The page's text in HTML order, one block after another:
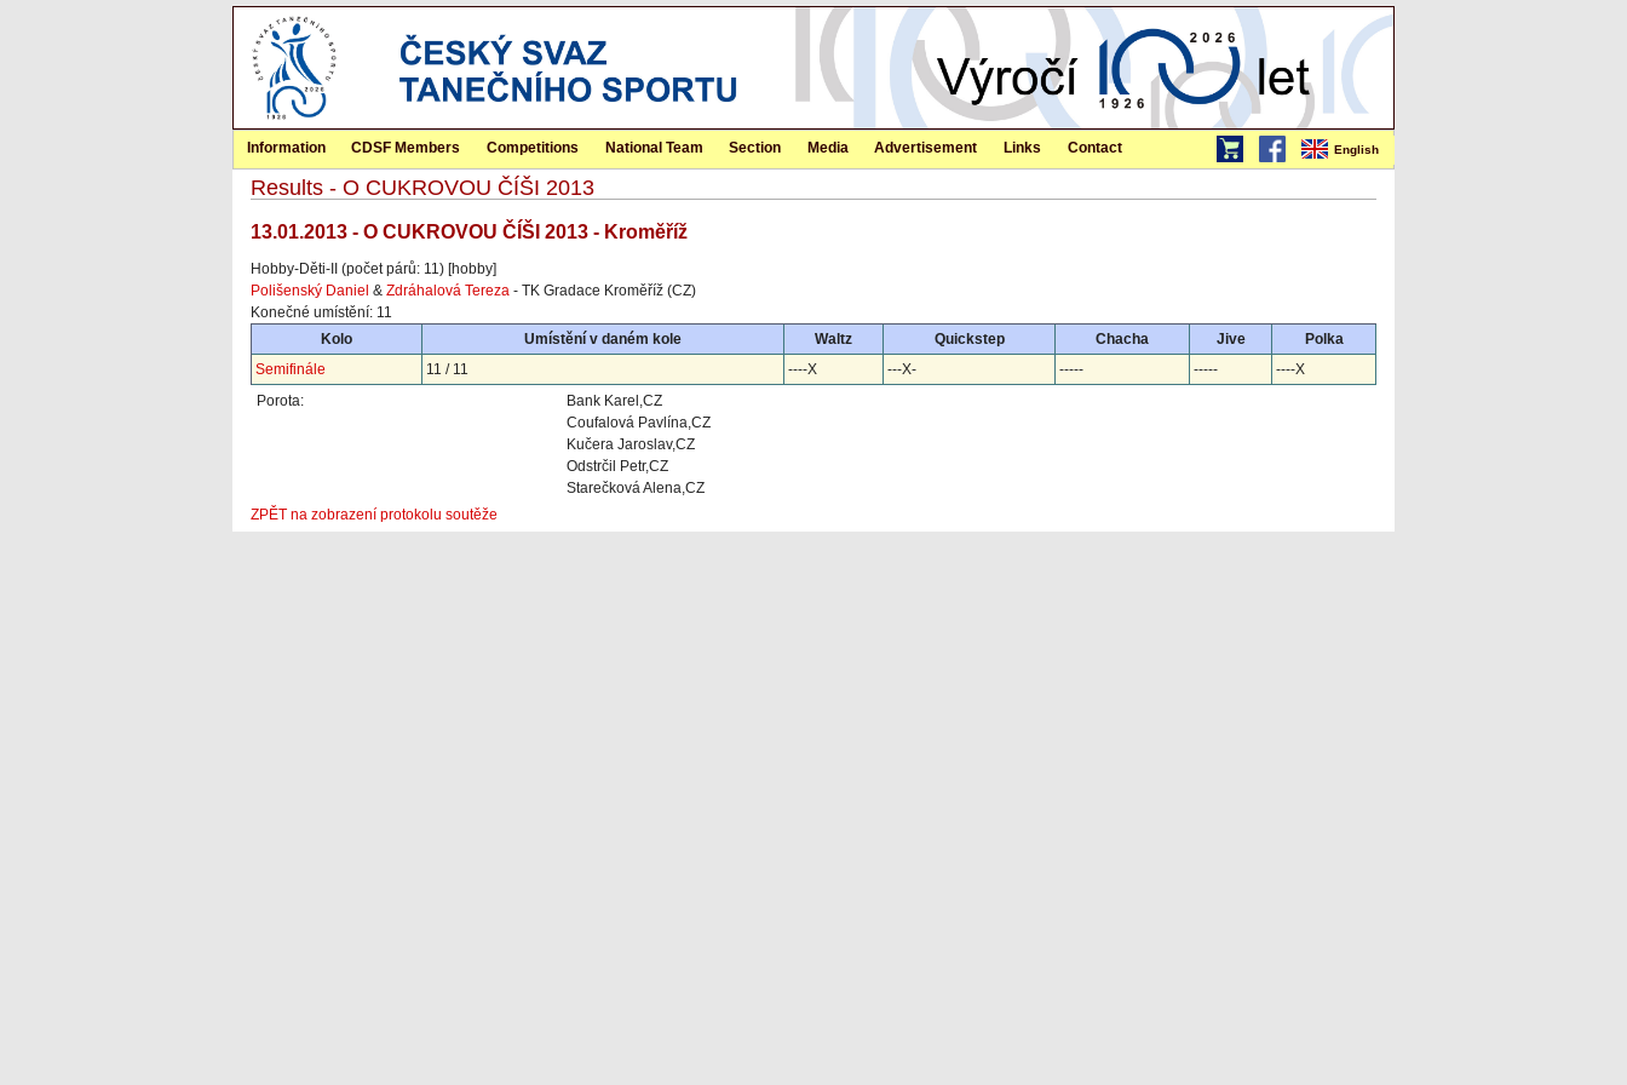
English
Information CDSF Members Competitions National Team Section Media Advertisement Links Contact
Results - O CUKROVOU ČÍŠI 2013
13.01.2013 - O CUKROVOU ČÍŠI 2013 - Kroměříž
Hobby-Děti-II (počet párů: 11) [hobby]
Polišenský Daniel & Zdráhalová Tereza - TK Gradace Kroměříž (CZ)
Konečné umístění: 11
Kolo
Umístění v daném kole Waltz Quickstep Chacha Jive
Polka
Semifinále
11 / 11 ----X ---X- ----- -----
----X
Porota:
Bank Karel,CZ
Coufalová Pavlína,CZ
Kučera Jaroslav,CZ
Odstrčil Petr,CZ
Starečková Alena,CZ
ZPĚT na zobrazení protokolu soutěže